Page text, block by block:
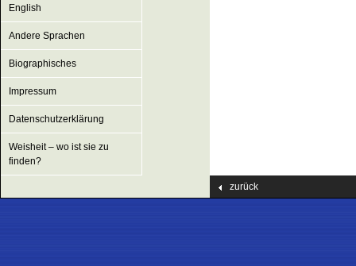
English
Andere Sprachen
Biographisches
Impressum
Datenschutzerklärung
Weisheit – wo ist sie zu
finden?
zurück